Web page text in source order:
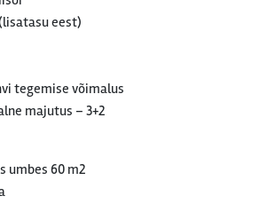
eest)
tegemise võimalus
majutus – 3+2
umbes 60 m2